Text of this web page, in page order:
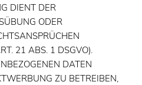
DIENT DER
ODER
21 ABS. 1 DSGVO).
DATEN
ZU BETREIBEN,